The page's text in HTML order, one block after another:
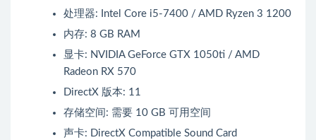
处理器: Intel Core i5-7400 / AMD Ryzen 3 1200
内存: 8 GB RAM
显卡: NVIDIA GeForce GTX 1050ti / AMD
Radeon RX 570
DirectX 版本: 11
存储空间: 需要 10 GB 可用空间
声卡: DirectX Compatible Sound Card